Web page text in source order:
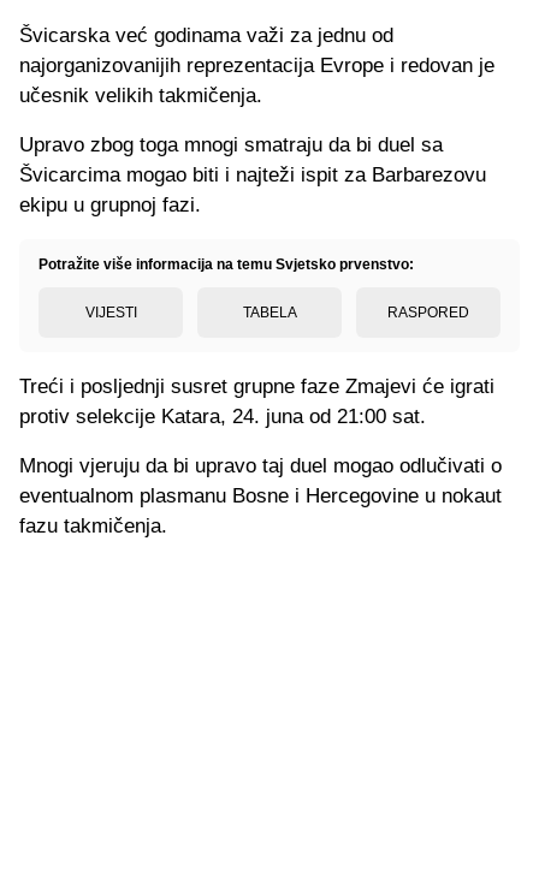
Švicarska već godinama važi za jednu od
najorganizovanijih reprezentacija Evrope i redovan je
učesnik velikih takmičenja.
Upravo zbog toga mnogi smatraju da bi duel sa
Švicarcima mogao biti i najteži ispit za Barbarezovu
ekipu u grupnoj fazi.
Potražite više informacija na temu Svjetsko prvenstvo:
VIJESTI TABELA RASPORED
Treći i posljednji susret grupne faze Zmajevi će igrati
protiv selekcije Katara, 24. juna od 21:00 sat.
Mnogi vjeruju da bi upravo taj duel mogao odlučivati o
eventualnom plasmanu Bosne i Hercegovine u nokaut
fazu takmičenja.